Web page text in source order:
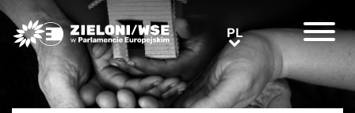
Greens/EFA Home PLPL